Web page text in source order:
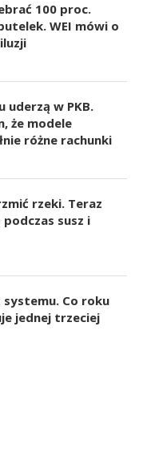
100 proc.
WEI mówi o
uderzą w PKB.
że modele
różne rachunki
rzeki. Teraz
susz i
systemu. Co roku
jednej trzeciej